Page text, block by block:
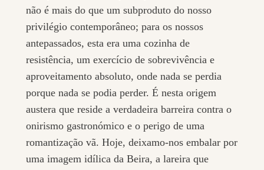
não é mais do que um subproduto do nosso
privilégio contemporâneo; para os nossos
antepassados, esta era uma cozinha de
resistência, um exercício de sobrevivência e
aproveitamento absoluto, onde nada se perdia
porque nada se podia perder. É nesta origem
austera que reside a verdadeira barreira contra o
onirismo gastronómico e o perigo de uma
romantização vã. Hoje, deixamo-nos embalar por
uma imagem idílica da Beira, a lareira que